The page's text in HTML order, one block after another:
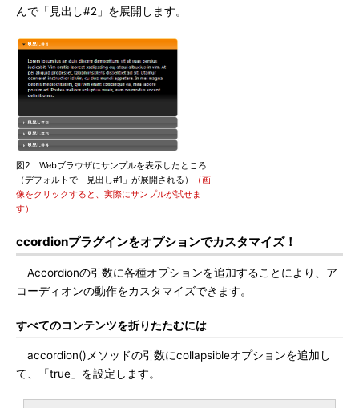
んで「見出し#2」を展開します。
図2 Webブラウザにサンプルを表示したところ
（デフォルトで「見出し#1」が展開される）
（画
像をクリックすると、実際にサンプルが試せま
す）
ccordionプラグインをオプションでカスタマイズ！
Accordionの引数に各種オプションを追加することにより、ア
コーディオンの動作をカスタマイズできます。
すべてのコンテンツを折りたたむには
accordion()メソッドの引数にcollapsibleオプションを追加し
て、「true」を設定します。